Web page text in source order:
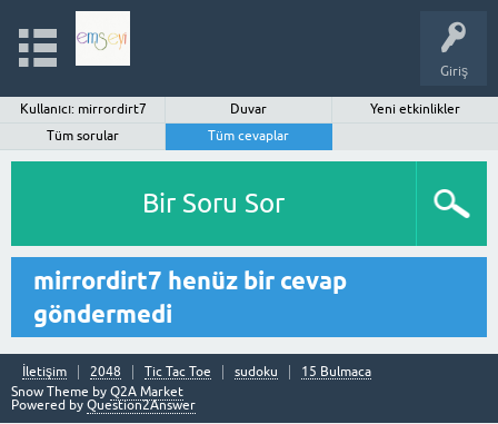
Giriş
Kullanıcı: mirrordirt7 Duvar
Yeni etkinlikler
Tüm sorular
Tüm cevaplar
Bir Soru Sor
mirrordirt7 henüz bir cevap
göndermedi
İletişim 2048 Tic Tac Toe sudoku
15 Bulmaca
Snow Theme by Q2A Market
Powered by Question2Answer